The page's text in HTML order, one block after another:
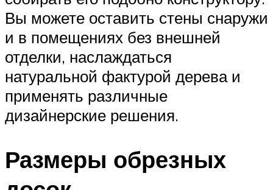
Вы можете оставить стены снаружи
и в помещениях без внешней
отделки, наслаждаться
натуральной фактурой дерева и
применять различные
дизайнерские решения.
Размеры обрезных